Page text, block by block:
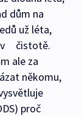
dům na
už léta,
v čistotě.
ale za
někomu,
proč